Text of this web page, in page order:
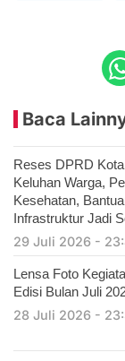
Baca
Reses DPRD
Keluhan Warga,
Kesehatan,
Infrastruktur Jadi
29 Juli 2026 -
Lensa Foto
Edisi Bulan Juli
28 Juli 2026 -